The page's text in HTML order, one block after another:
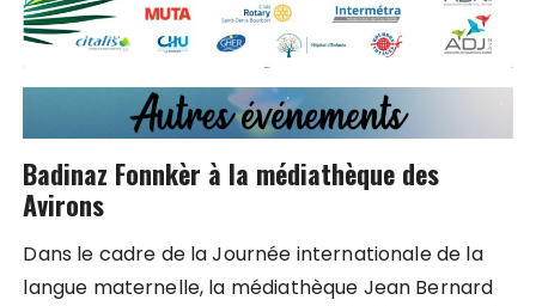
Badinaz Fonnkèr à la médiathèque des
Avirons
Dans le cadre de la Journée internationale de la
langue maternelle, la médiathèque Jean Bernard